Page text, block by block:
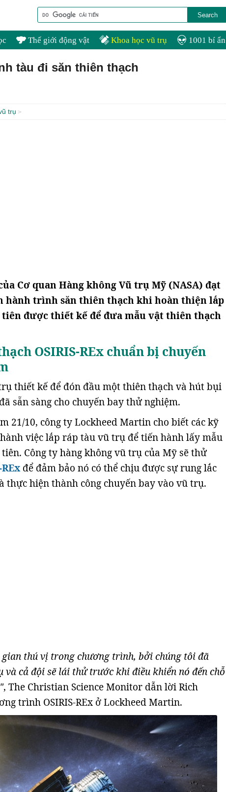
Thế giới động vật Khoa học vũ trụ 1001 bí ẩn
tàu đi săn thiên thạch
trụ
Cơ quan Hàng không Vũ trụ Mỹ (NASA) đạt
hành trình săn thiên thạch khi hoàn thiện lắp
được thiết kế để đưa mẫu vật thiên thạch
OSIRIS-REx chuẩn bị chuyến
thiết kế để đón đầu một thiên thạch và hút bụi
sẵn sàng cho chuyến bay thử nghiệm.
21/10, công ty Lockheed Martin cho biết các kỹ
việc lắp ráp tàu vũ trụ để tiến hành lấy mẫu
Công ty hàng không vũ trụ của Mỹ sẽ thử
để đảm bảo nó có thể chịu được sự rung lắc
thực hiện thành công chuyến bay vào vũ trụ.
thú vị trong chương trình, bởi chúng tôi đã
và cả đội sẽ lái thử trước khi điều khiển nó đến chỗ
", The Christian Science Monitor dẫn lời Rich
trình OSIRIS-REx ở Lockheed Martin.